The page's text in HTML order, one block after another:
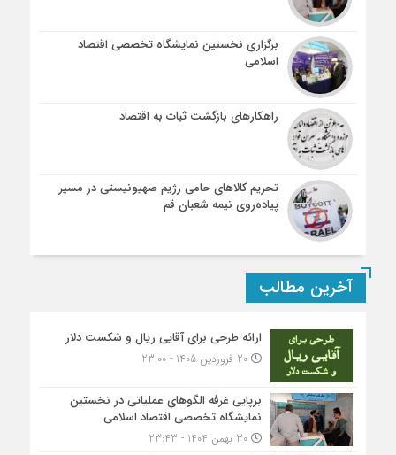
برگزاری نخستین نمایشگاه تخصصی اقتصاد
اسلامی
راهکارهای بازگشت ثبات به اقتصاد
تحریم کالاهای حامی رژیم صهیونیستی در مسیر
پیاده‌روی نیمه شعبان قم
آخرین مطالب
ارائه طرحی برای آقایی ریال و شکست دلار
20 فروردین 1405 - 23:00
برپایی غرفه الگوهای عملیاتی در نخستین
نمایشگاه تخصصی اقتصاد اسلامی
30 بهمن 1404 - 23:43